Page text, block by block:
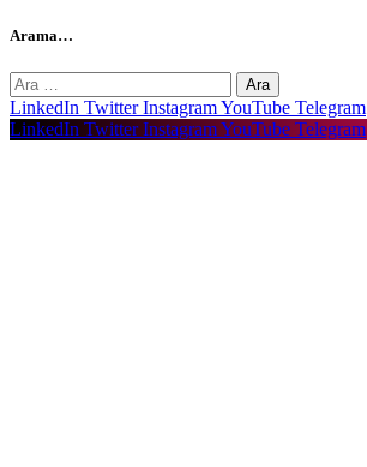
Arama…
Arama:
LinkedIn Twitter InstagramYouTube Telegram
LinkedIn Twitter InstagramYouTube Telegram